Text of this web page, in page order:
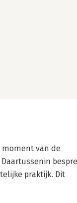
moment van de
praktijk. Dit